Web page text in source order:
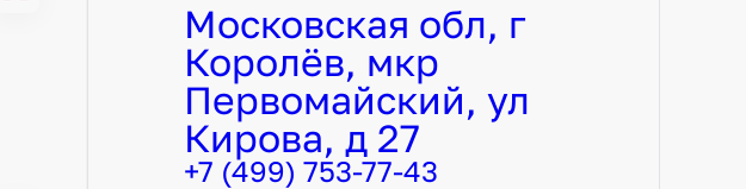
Московская обл, г
Королёв, мкр
Первомайский, ул
Кирова, д 27
+7 (499) 753-77-43